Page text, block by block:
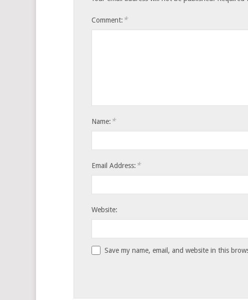
Comment: *
Name: *
Email Address: *
Website:
Save my name, email, and website in this